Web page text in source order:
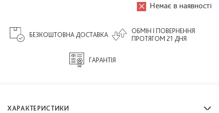
Немає в наявності
ОБМІН І ПОВЕРНЕННЯ
ПРОТЯГОМ 21 ДНЯ
ГАРАНТІЯ
БЕЗКОШТОВНА ДОСТАВКА
ХАРАКТЕРИСТИКИ